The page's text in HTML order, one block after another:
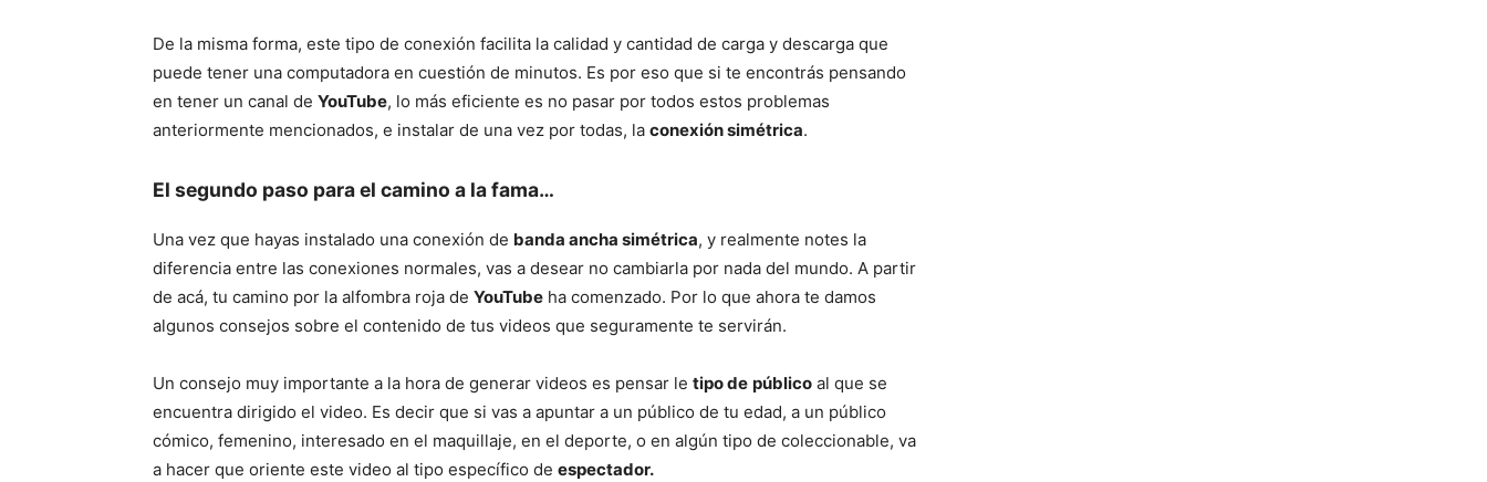
De la misma forma, este tipo de conexión facilita la calidad y cantidad de carga y descarga que
puede tener una computadora en cuestión de minutos. Es por eso que si te encontrás pensando
en tener un canal de YouTube, lo más eficiente es no pasar por todos estos problemas
anteriormente mencionados, e instalar de una vez por todas, la conexión simétrica.
El segundo paso para el camino a la fama…
Una vez que hayas instalado una conexión de banda ancha simétrica, y realmente notes la
diferencia entre las conexiones normales, vas a desear no cambiarla por nada del mundo. A partir
de acá, tu camino por la alfombra roja de YouTube ha comenzado. Por lo que ahora te damos
algunos consejos sobre el contenido de tus videos que seguramente te servirán.
Un consejo muy importante a la hora de generar videos es pensar le tipo de público al que se
encuentra dirigido el video. Es decir que si vas a apuntar a un público de tu edad, a un público
cómico, femenino, interesado en el maquillaje, en el deporte, o en algún tipo de coleccionable, va
a hacer que oriente este video al tipo específico de espectador.